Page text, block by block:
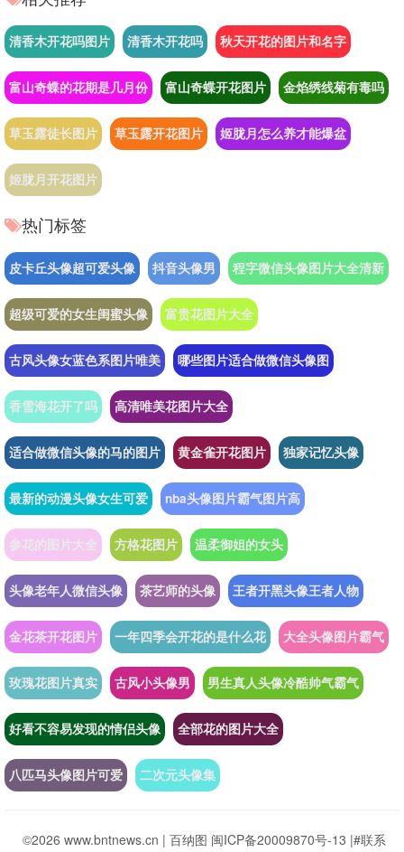
清香木开花吗图片 清香木开花吗 秋天开花的图片和名字
富山奇蝶的花期是几月份 富山奇蝶开花图片 金焰绣线菊有毒吗
草玉露徒长图片 草玉露开花图片 姬胧月怎么养才能爆盆
姬胧月开花图片
热门标签
皮卡丘头像超可爱头像 抖音头像男 程字微信头像图片大全清新
超级可爱的女生闺蜜头像 富贵花图片大全
古风头像女蓝色系图片唯美 哪些图片适合做微信头像图
香雪海花开了吗 高清唯美花图片大全
适合做微信头像的马的图片 黄金雀开花图片 独家记忆头像
最新的动漫头像女生可爱 nba头像图片霸气图片高
参花的图片大全 方格花图片 温柔御姐的女头
头像老年人微信头像 茶艺师的头像 王者开黑头像王者人物
金花茶开花图片 一年四季会开花的是什么花 大全头像图片霸气
玫瑰花图片真实 古风小头像男 男生真人头像冷酷帅气霸气
好看不容易发现的情侣头像 全部花的图片大全
八匹马头像图片可爱 二次元头像集
©2026 www.bntnews.cn | 百纳图 闽ICP备20009870号-13 |#联系